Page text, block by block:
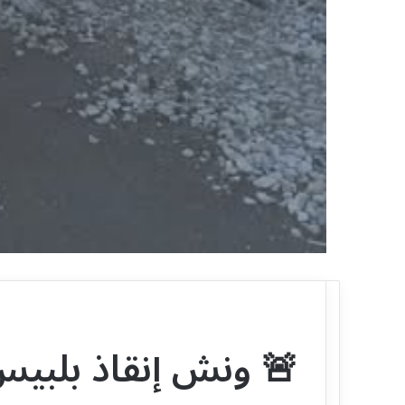
🚨 ونش إنقاذ بلبيس 24 ساعة – الحل الآمن لكل